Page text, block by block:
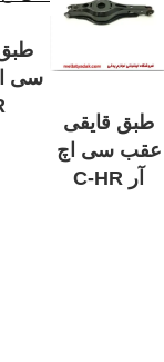
طبق قایقی
عقب سی اچ
آر C-HR